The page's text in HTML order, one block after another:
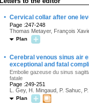
· Cervical collar after one
Page :247-248
Thomas Metayer, François
Plan
· Cerebral venous sinus air
exceptional and fatal
Embolie gazeuse du sinus
fatale
Page :249-251
L. Gey, H. Mingaud, P. Sahuc,
Plan